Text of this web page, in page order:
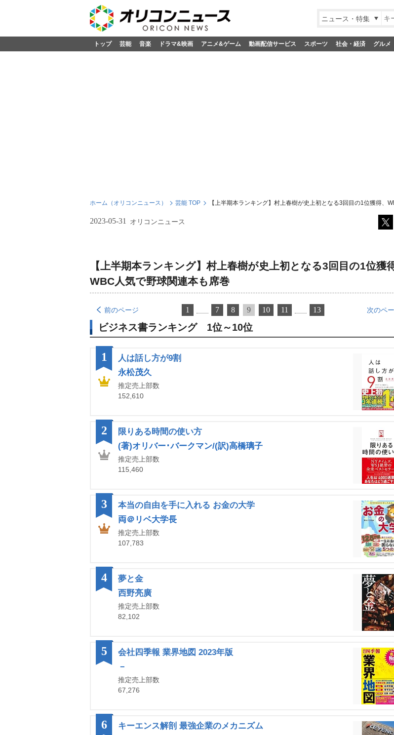
ニュース・特集
トップ 芸能 音楽 ドラマ&映画 アニメ&ゲーム 動画配信サービス スポーツ 社会・経済 グルメ
ホーム（オリコンニュース） 芸能 TOP 【上半期本ランキング】村上春樹が史上初となる3回目の1位獲得、
2023-05-31 オリコンニュース
【上半期本ランキング】村上春樹が史上初となる3回目の1位獲得
WBC人気で野球関連本も席巻
前のページ 1 7 8 9 10 11 13 次のペ
ビジネス書ランキング 1位～10位
人は話し方が9割
永松茂久
推定売上部数
152,610
1
限りある時間の使い方
(著)オリバー･バークマン/(訳)高橋璃子
推定売上部数
115,460
2
本当の自由を手に入れる お金の大学
両＠リベ大学長
推定売上部数
107,783
3
夢と金
西野亮廣
推定売上部数
82,102
4
会社四季報 業界地図 2023年版
－
推定売上部数
67,276
5
キーエンス解剖 最強企業のメカニズム
6